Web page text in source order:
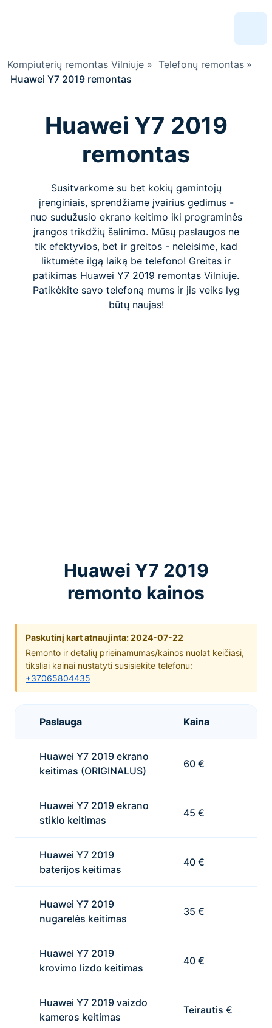
Kompiuterių remontas Vilniuje » Telefonų remontas »
Huawei Y7 2019 remontas
Huawei Y7 2019
remontas
Susitvarkome su bet kokių gamintojų
įrenginiais, sprendžiame įvairius gedimus -
nuo sudužusio ekrano keitimo iki programinės
įrangos trikdžių šalinimo. Mūsų paslaugos ne
tik efektyvios, bet ir greitos - neleisime, kad
liktumėte ilgą laiką be telefono! Greitas ir
patikimas Huawei Y7 2019 remontas Vilniuje.
Patikėkite savo telefoną mums ir jis veiks lyg
būtų naujas!
Huawei Y7 2019
remonto kainos
Paskutinį kart atnaujinta: 2024-07-22
Remonto ir detalių prieinamumas/kainos nuolat keičiasi,
tiksliai kainai nustatyti susisiekite telefonu:
+37065804435
Paslauga Kaina
Huawei Y7 2019 ekrano
keitimas (ORIGINALUS)
60 €
Huawei Y7 2019 ekrano
stiklo keitimas
45 €
Huawei Y7 2019
baterijos keitimas
40 €
Huawei Y7 2019
nugarelės keitimas
35 €
Huawei Y7 2019
krovimo lizdo keitimas
40 €
Huawei Y7 2019 vaizdo
kameros keitimas
Teirautis €